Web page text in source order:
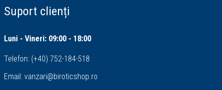
Suport clienți
Luni - Vineri: 09:00 - 18:00
Telefon: (+40) 752-184-518
Email: vanzari@biroticshop.ro